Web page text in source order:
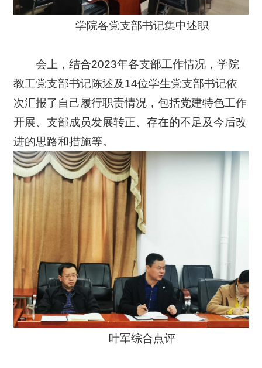
学院各党支部书记集中述职
会上，结合2023年各支部工作情况，学院
教工党支部书记陈述及14位学生党支部书记依
次汇报了自己履行职责情况，包括党建特色工作
开展、支部成员发展转正、存在的不足及今后改
进的思路和措施等。
叶军综合点评